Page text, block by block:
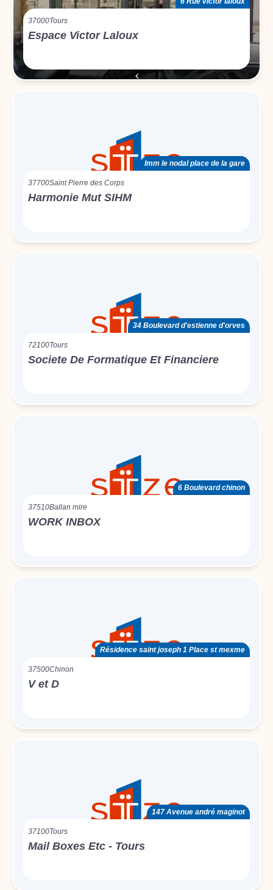
37000Tours
Espace Victor Laloux
Imm le nodal place de la gare
37700Saint Pierre des Corps
Harmonie Mut SIHM
34 Boulevard d'estienne d'orves
72100Tours
Societe De Formatique Et Financiere
6 Boulevard chinon
37510Ballan mire
WORK INBOX
Résidence saint joseph 1 Place st mexme
37500Chinon
V et D
147 Avenue andré maginot
37100Tours
Mail Boxes Etc - Tours